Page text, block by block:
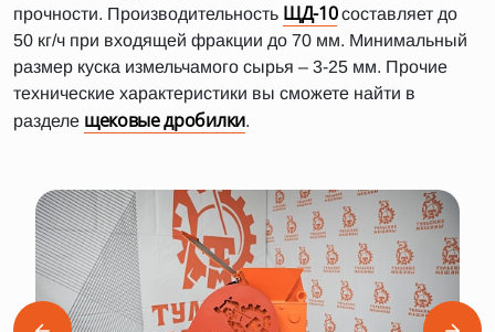
прочности. Производительность ЩД-10составляет до
50 кг/ч при входящей фракции до 70 мм. Минимальный
размер куска измельчамого сырья – 3-25 мм. Прочие
технические характеристики вы сможете найти в
разделе щековые дробилки.